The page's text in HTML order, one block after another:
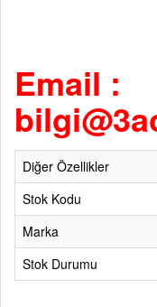
Email :
Diğer Özellikler
Stok Kodu
Marka
Stok Durumu